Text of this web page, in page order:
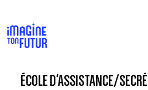
ÉCOLE D'ASSISTANCE/